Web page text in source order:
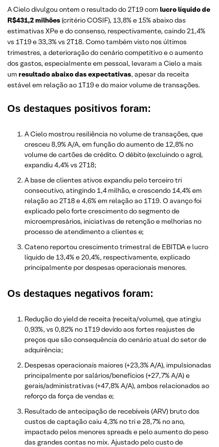
A Cielo divulgou ontem o resultado do 2T19 com lucro líquido de
R$431,2 milhões(critério COSIF), 13,8% e 15% abaixo das
estimativas XPe e do consenso, respectivamente, caindo 21,4%
vs 1T19 e 33,3% vs 2T18. Como também visto nos últimos
trimestres, a deterioração do cenário competitivo e o aumento
dos gastos, especialmente em pessoal, levaram a Cielo a mais
um resultado abaixo das expectativas, apesar da receita
estável em relação ao 1T19 e do maior volume de transações.
Os destaques positivos foram:
A Cielo mostrou resiliência no volume de transações, que
cresceu 8,9% A/A, em função do aumento de 12,8% no
volume de cartões de crédito. O débito (excluindo o agro),
expandiu 4,4% vs 2T18;
A base de clientes ativos expandiu pelo terceiro tri
consecutivo, atingindo 1,4 milhão, e crescendo 14,4% em
relação ao 2T18 e 4,6% em relação ao 1T19. O avanço foi
explicado pelo forte crescimento do segmento de
microempresários, iniciativas de retenção e melhorias no
processo de atendimento a clientes e;
Cateno reportou crescimento trimestral de EBITDA e lucro
líquido de 13,4% e 20,4%, respectivamente, explicado
principalmente por despesas operacionais menores.
Os destaques negativos foram:
Redução do yield de receita (receita/volume), que atingiu
0,93%, vs 0,82% no 1T19 devido aos fortes reajustes de
preços que são consequência do cenário atual do setor de
adquirência;
Despesas operacionais maiores (+23,3% A/A), impulsionadas
principalmente por salários/benefícios (+27,7% A/A) e
gerais/administrativas (+47,8% A/A), ambos relacionados ao
reforço da força de vendas e;
Resultado de antecipação de recebíveis (ARV) bruto dos
custos de captação caiu 4,3% no tri e 28,7% no ano,
impactado pelos menores spreads e pelo aumento do peso
das grandes contas no mix. Ajustado pelo custo de